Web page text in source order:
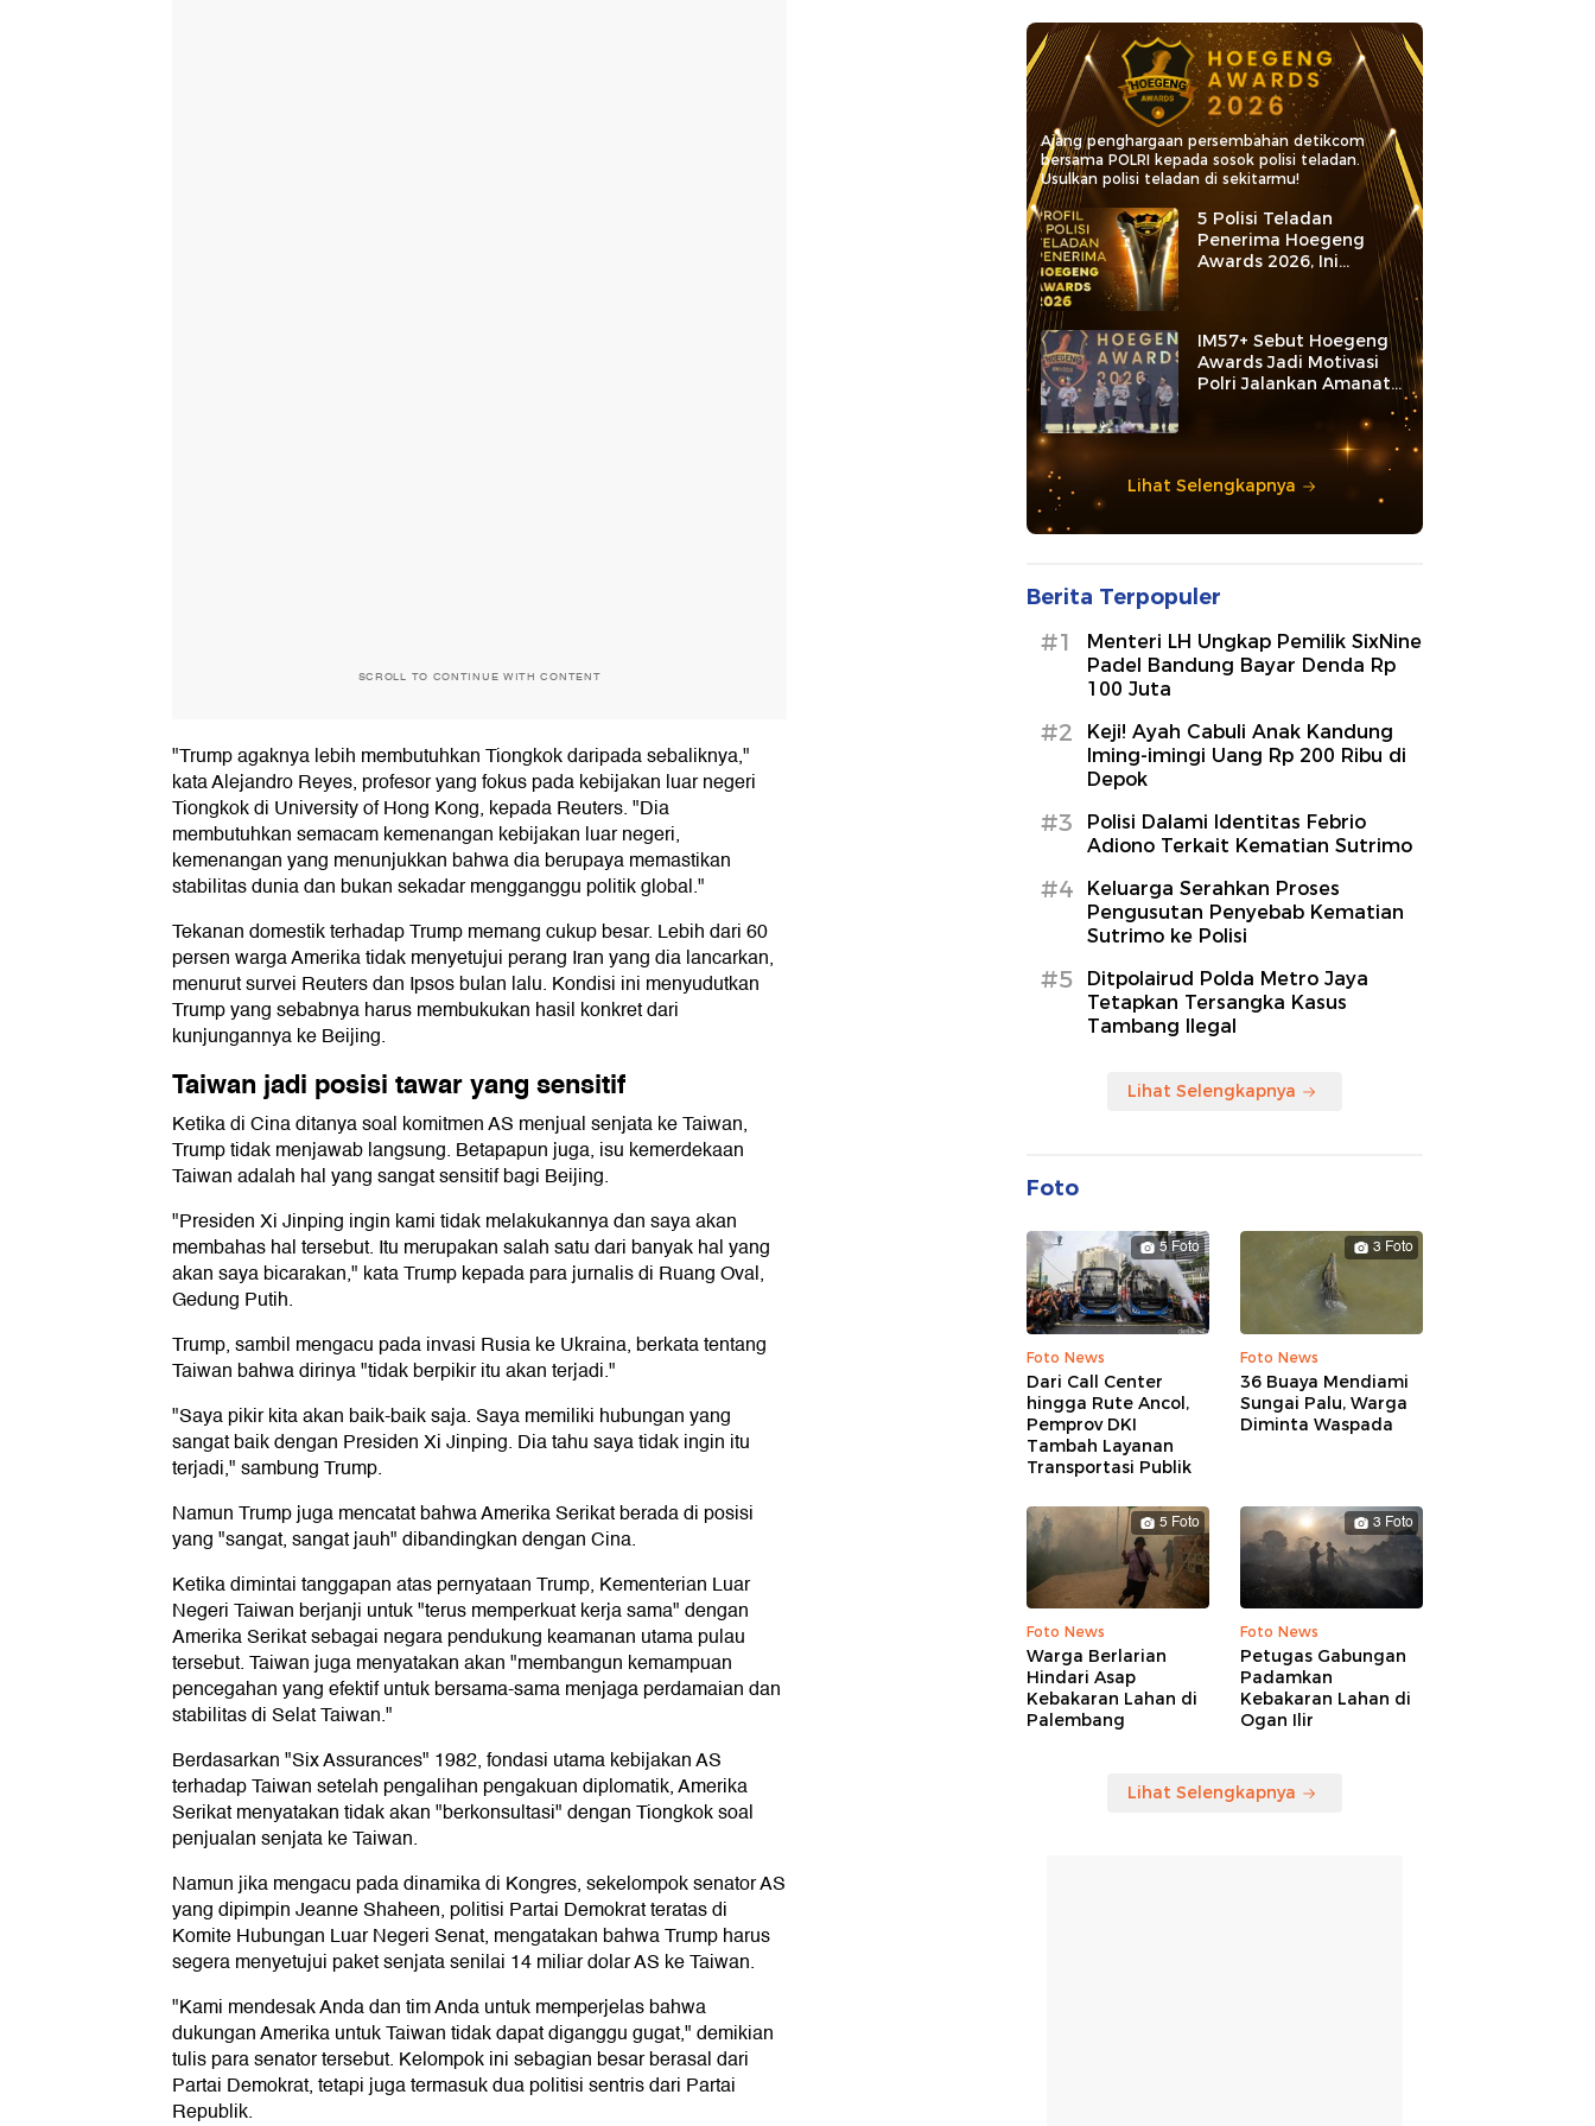
SCROLL TO CONTINUE WITH CONTENT
"Trump agaknya lebih membutuhkan Tiongkok daripada sebaliknya,"
kata Alejandro Reyes, profesor yang fokus pada kebijakan luar negeri
Tiongkok di University of Hong Kong, kepada Reuters. "Dia
membutuhkan semacam kemenangan kebijakan luar negeri,
kemenangan yang menunjukkan bahwa dia berupaya memastikan
stabilitas dunia dan bukan sekadar mengganggu politik global."
Tekanan domestik terhadap Trump memang cukup besar. Lebih dari 60
persen warga Amerika tidak menyetujui perang Iran yang dia lancarkan,
menurut survei Reuters dan Ipsos bulan lalu. Kondisi ini menyudutkan
Trump yang sebabnya harus membukukan hasil konkret dari
kunjungannya ke Beijing.
Taiwan jadi posisi tawar yang sensitif
Ketika di Cina ditanya soal komitmen AS menjual senjata ke Taiwan,
Trump tidak menjawab langsung. Betapapun juga, isu kemerdekaan
Taiwan adalah hal yang sangat sensitif bagi Beijing.
"Presiden Xi Jinping ingin kami tidak melakukannya dan saya akan
membahas hal tersebut. Itu merupakan salah satu dari banyak hal yang
akan saya bicarakan," kata Trump kepada para jurnalis di Ruang Oval,
Gedung Putih.
Trump, sambil mengacu pada invasi Rusia ke Ukraina, berkata tentang
Taiwan bahwa dirinya "tidak berpikir itu akan terjadi."
"Saya pikir kita akan baik-baik saja. Saya memiliki hubungan yang
sangat baik dengan Presiden Xi Jinping. Dia tahu saya tidak ingin itu
terjadi," sambung Trump.
Namun Trump juga mencatat bahwa Amerika Serikat berada di posisi
yang "sangat, sangat jauh" dibandingkan dengan Cina.
Ketika dimintai tanggapan atas pernyataan Trump, Kementerian Luar
Negeri Taiwan berjanji untuk "terus memperkuat kerja sama" dengan
Amerika Serikat sebagai negara pendukung keamanan utama pulau
tersebut. Taiwan juga menyatakan akan "membangun kemampuan
pencegahan yang efektif untuk bersama-sama menjaga perdamaian dan
stabilitas di Selat Taiwan."
Berdasarkan "Six Assurances" 1982, fondasi utama kebijakan AS
terhadap Taiwan setelah pengalihan pengakuan diplomatik, Amerika
Serikat menyatakan tidak akan "berkonsultasi" dengan Tiongkok soal
penjualan senjata ke Taiwan.
Namun jika mengacu pada dinamika di Kongres, sekelompok senator AS
yang dipimpin Jeanne Shaheen, politisi Partai Demokrat teratas di
Komite Hubungan Luar Negeri Senat, mengatakan bahwa Trump harus
segera menyetujui paket senjata senilai 14 miliar dolar AS ke Taiwan.
"Kami mendesak Anda dan tim Anda untuk memperjelas bahwa
dukungan Amerika untuk Taiwan tidak dapat diganggu gugat," demikian
tulis para senator tersebut. Kelompok ini sebagian besar berasal dari
Partai Demokrat, tetapi juga termasuk dua politisi sentris dari Partai
Republik.
Ajang penghargaan persembahan detikcom
bersama POLRI kepada sosok polisi teladan.
Usulkan polisi teladan di sekitarmu!
5 Polisi Teladan
Penerima Hoegeng
Awards 2026, Ini
Kategori dan Kiprahnya
IM57+ Sebut Hoegeng
Awards Jadi Motivasi
Polri Jalankan Amanat
Lihat Selengkapnya
Berita Terpopuler
#1
Menteri LH Ungkap Pemilik SixNine
Padel Bandung Bayar Denda Rp
100 Juta
#2
Keji! Ayah Cabuli Anak Kandung
Iming-imingi Uang Rp 200 Ribu di
Depok
#3
Polisi Dalami Identitas Febrio
Adiono Terkait Kematian Sutrimo
#4
Keluarga Serahkan Proses
Pengusutan Penyebab Kematian
Sutrimo ke Polisi
#5
Ditpolairud Polda Metro Jaya
Tetapkan Tersangka Kasus
Tambang Ilegal
Lihat Selengkapnya
Foto
5 Foto
Foto News
Dari Call Center
hingga Rute Ancol,
Pemprov DKI
Tambah Layanan
Transportasi Publik
3 Foto
Foto News
36 Buaya Mendiami
Sungai Palu, Warga
Diminta Waspada
5 Foto
Foto News
Warga Berlarian
Hindari Asap
Kebakaran Lahan di
Palembang
3 Foto
Foto News
Petugas Gabungan
Padamkan
Kebakaran Lahan di
Ogan Ilir
Lihat Selengkapnya